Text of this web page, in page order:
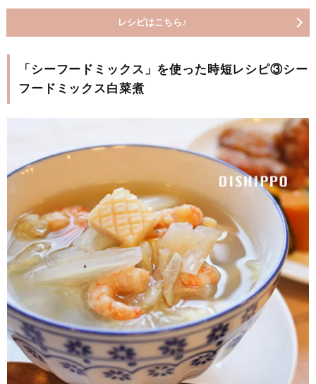
レシピはこちら♪
「シーフードミックス」を使った時短レシピ③シー
フードミックス白菜煮